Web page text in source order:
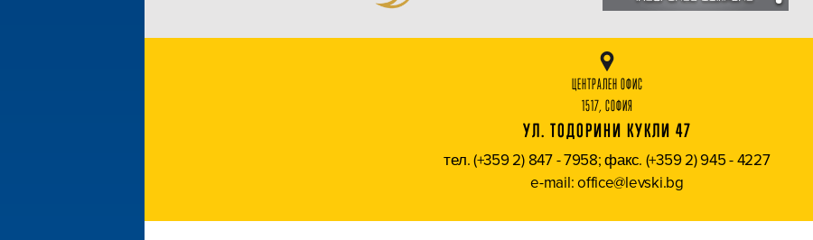
ЦЕНТРАЛЕН ОФИС
1517, СОФИЯ
УЛ. ТОДОРИНИ КУКЛИ 47
тел. (+359 2) 847 - 7958; факс. (+359 2) 945 - 4227
e-mail: office@levski.bg